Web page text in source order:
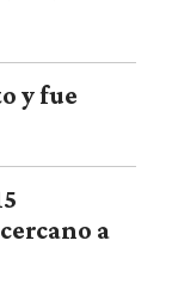
y fue
a